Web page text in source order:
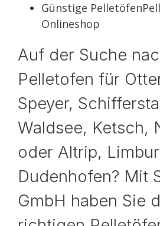
Günstige
Onlineshop
Auf der Suche
Pelletofen für
Speyer,
Waldsee, Ketsch,
oder Altrip,
Dudenhofen? Mit
GmbH haben Sie